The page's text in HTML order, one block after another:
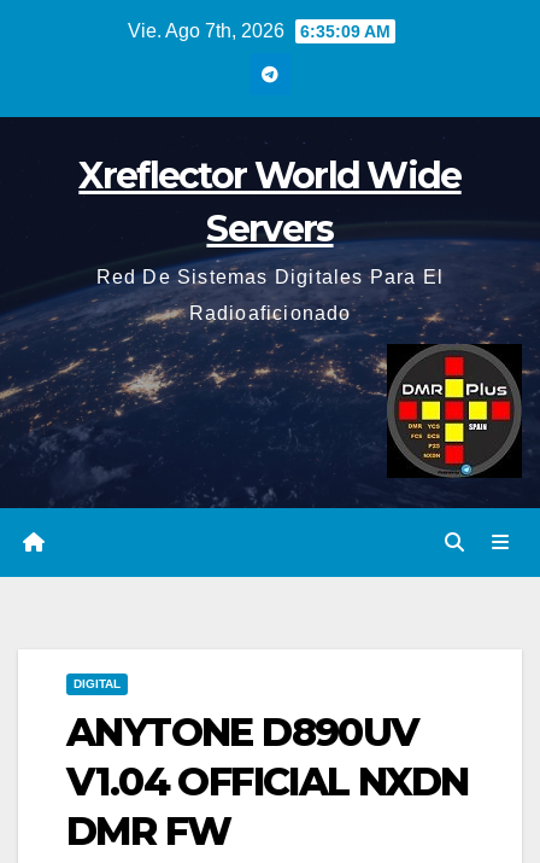
Vie. Ago 7th, 2026 6:35:11 AM
Xreflector World Wide
Servers
Red De Sistemas Digitales Para El
Radioaficionado
DIGITAL
ANYTONE D890UV
V1.04 OFFICIAL NXDN
DMR FW